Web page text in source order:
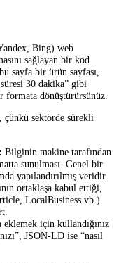
Bing) web
sağlayan bir kod
sayfa bir ürün sayfası,
30 dakika” gibi
dönüştürürsünüz.
sektörde sürekli
Bilginin makine tarafından
sunulması. Genel bir
yapılandırılmış veridir.
ortaklaşa kabul ettiği,
LocalBusiness vb.)
için kullandığınız
JSON-LD ise “nasıl